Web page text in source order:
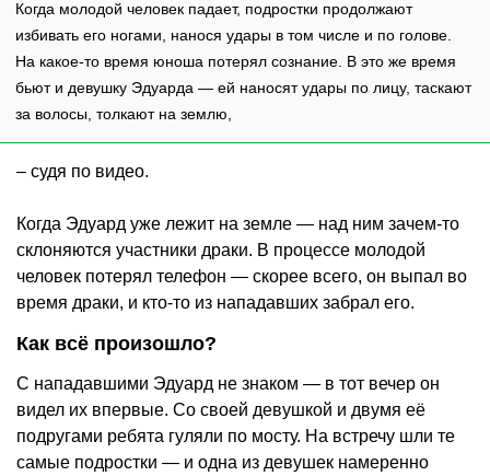
Когда молодой человек падает, подростки продолжают
избивать его ногами, нанося удары в том числе и по голове.
На какое-то время юноша потерял сознание. В это же время
бьют и девушку Эдуарда — ей наносят удары по лицу, таскают
за волосы, толкают на землю,
– судя по видео.
Когда Эдуард уже лежит на земле — над ним зачем-то
склоняются участники драки. В процессе молодой
человек потерял телефон — скорее всего, он выпал во
время драки, и кто-то из нападавших забрал его.
Как всё произошло?
С нападавшими Эдуард не знаком — в тот вечер он
видел их впервые. Со своей девушкой и двумя её
подругами ребята гуляли по мосту. На встречу шли те
самые подростки — и одна из девушек намеренно